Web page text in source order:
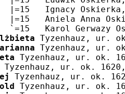
Oskierka, ur.
Anna
Gerwazy
Tyzenhauz, ur.
Tyzenhauz, ur.
Tyzenhauz, ur. ok.
Tyzenhauz, ur. ok.
Tyzenhauz, ur. ok.
Tyzenhauz, ur. ok.